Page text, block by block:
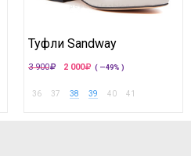
Туфли Sandway
3 900 2 000 ( —49% )
36 37 38 39 40 41